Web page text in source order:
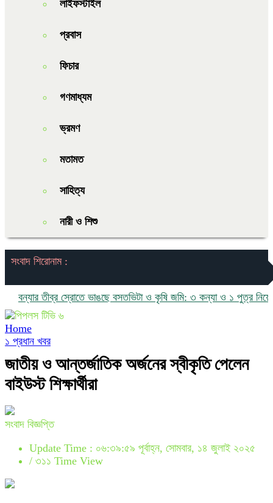
লাইফস্টাইল
প্রবাস
ফিচার
গণমাধ্যম
ভ্রমণ
মতামত
সাহিত্য
নারী ও শিশু
সংবাদ শিরোনাম :
তীব্র স্রোতে ভাঙছে বসতভিটা ও কৃষি জমি: ৩ কন্যা ও ১ পুত্র নিয়ে চরম
Home
১ প্রধান খবর
জাতীয় ও আন্তর্জাতিক অর্জনের স্বীকৃতি পেলেন
বাইউস্ট শিক্ষার্থীরা
সংবাদ বিজ্ঞপ্তি
Update Time : ০৬:৩৯:৫৯ পূর্বাহ্ন, সোমবার, ১৪ জুলাই ২০২৫
/ ৩১১ Time View